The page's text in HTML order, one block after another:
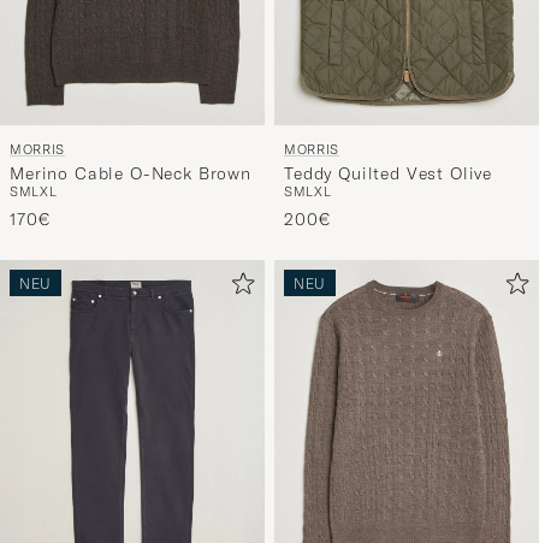
MORRIS
Merino Cable O-Neck Brown
SMLXL
170€
MORRIS
Teddy Quilted Vest Olive
SMLXL
200€
NEU NEU